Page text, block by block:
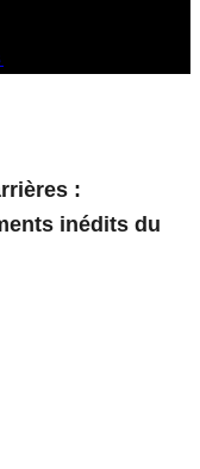
:
inédits du